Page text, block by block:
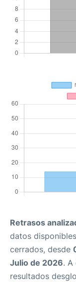
Retrasos
datos
cerrados, desde
Julio de 2026. A
resultados